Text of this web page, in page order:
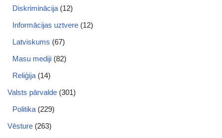
Diskriminācija (12)
Informācijas uztvere (12)
Latviskums (67)
Masu mediji (82)
Reliģija (14)
Valsts pārvalde (301)
Politika (229)
Vēsture (263)